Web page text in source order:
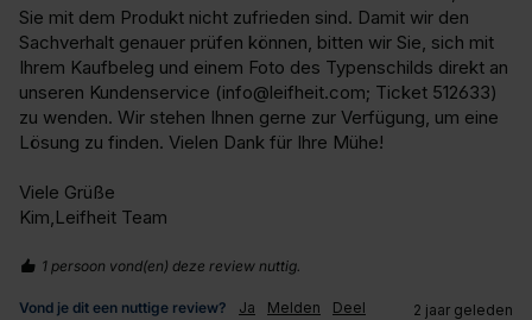
Sie mit dem Produkt nicht zufrieden sind. Damit wir den
Sachverhalt genauer prüfen können, bitten wir Sie, sich mit
Ihrem Kaufbeleg und einem Foto des Typenschilds direkt an
unseren Kundenservice (info@leifheit.com; Ticket 512633)
zu wenden. Wir stehen Ihnen gerne zur Verfügung, um eine
Lösung zu finden. Vielen Dank für Ihre Mühe!
Viele Grüße
Kim,Leifheit Team
1 persoon vond(en) deze review nuttig.
Vond je dit een nuttige review? Ja Melden Deel 2 jaar geleden